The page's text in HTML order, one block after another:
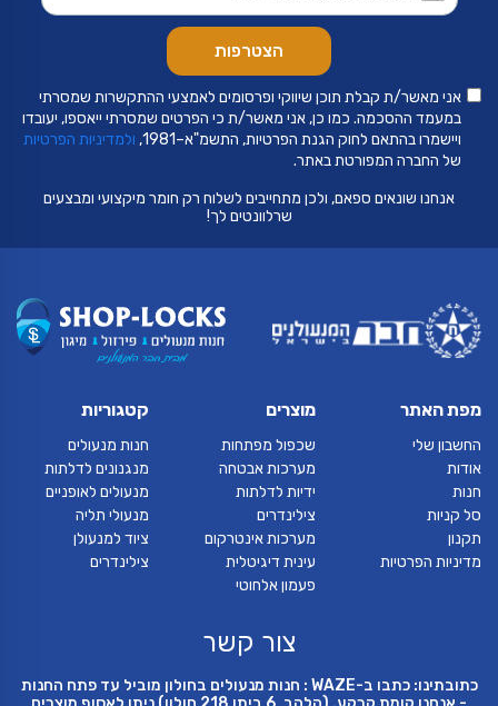
אני מאשר/ת קבלת תוכן שיווקי ופרסומים לאמצעי ההתקשרות שמסרתי
במעמד ההסכמה. כמו כן, אני מאשר/ת כי הפרטים שמסרתי ייאספו, יעובדו
ויישמרו בהתאם לחוק הגנת הפרטיות, התשמ"א–1981,
ולמדיניות הפרטיות
של החברה המפורטת באתר.
אנחנו שונאים ספאם, ולכן מתחייבים לשלוח רק חומר מיקצועי ומבצעים
שרלוונטים לך!
מפת האתר
החשבון שלי
אודות
חנות
סל קניות
תקנון
מדיניות הפרטיות
מוצרים
שכפול מפתחות
מערכות אבטחה
ידיות לדלתות
צילינדרים
מערכות אינטרקום
עינית דיגיטלית
פעמון אלחוטי
קטגוריות
חנות מנעולים
מנגנונים לדלתות
מנעולים לאופניים
מנעולי תליה
ציוד למנעולן
צילינדרים
צור קשר
כתובתינו: כתבו ב-WAZE : חנות מנעולים בחולון מוביל עד פתח החנות